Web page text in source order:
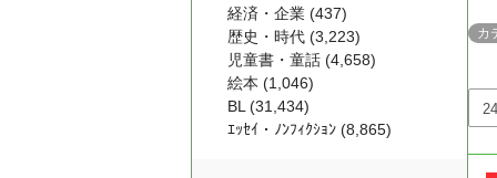
カ
経済・企業 (437)
歴史・時代 (3,223)
児童書・童話 (4,658)
絵本 (1,046)
BL (31,434)
ｴｯｾｲ・ﾉﾝﾌｨｸｼｮﾝ (8,865)